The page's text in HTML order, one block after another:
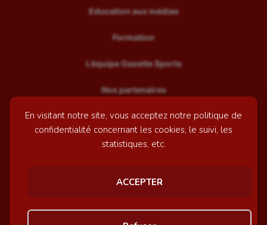
En visitant notre site, vous acceptez notre politique de
confidentialité concernant les cookies, le suivi, les
statistiques, etc.
ACCEPTER
Education aux médias
Formation
L’équipe Gazette Sports
Nos partenaires
Recrutement
Mentions légales
© GazetteSports - 2026 | Site internet réalisé par